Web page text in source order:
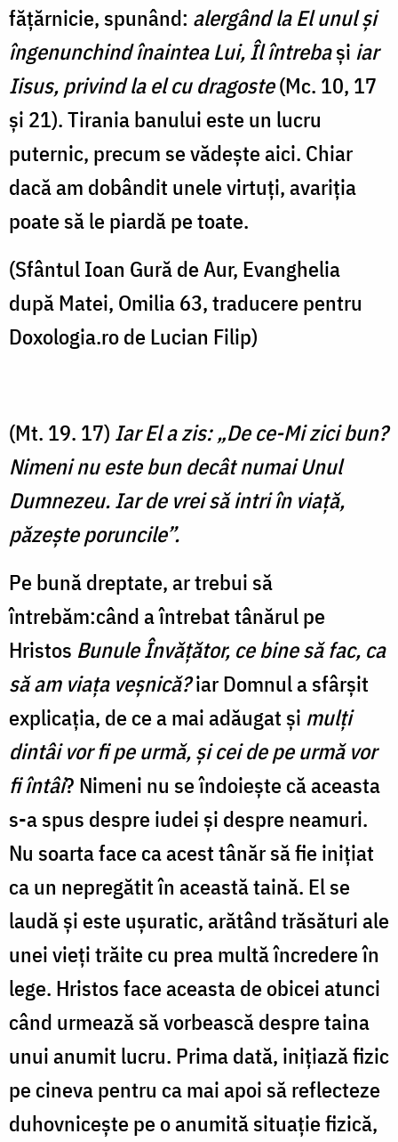
fățărnicie, spunând: alergând la El unul şi
îngenunchind înaintea Lui, Îl întrebași iar
Iisus, privind la el cu dragoste(Mc. 10, 17
și 21). Tirania banului este un lucru
puternic, precum se vădește aici. Chiar
dacă am dobândit unele virtuți, avariția
poate să le piardă pe toate.
(Sfântul Ioan Gură de Aur, Evanghelia
după Matei, Omilia 63, traducere pentru
Doxologia.ro de Lucian Filip)
(Mt. 19. 17) Iar El a zis: „De ce-Mi zici bun?
Nimeni nu este bun decât numai Unul
Dumnezeu. Iar de vrei să intri în viaţă,
păzeşte poruncile”.
Pe bună dreptate, ar trebui să
întrebăm:când a întrebat tânărul pe
Hristos Bunule Învăţător, ce bine să fac, ca
să am viaţa veşnică?iar Domnul a sfârșit
explicația, de ce a mai adăugat și mulţi
dintâi vor fi pe urmă, şi cei de pe urmă vor
fi întâi? Nimeni nu se îndoiește că aceasta
s-a spus despre iudei și despre neamuri.
Nu soarta face ca acest tânăr să fie inițiat
ca un nepregătit în această taină. El se
laudă și este ușuratic, arătând trăsături ale
unei vieți trăite cu prea multă încredere în
lege. Hristos face aceasta de obicei atunci
când urmează să vorbească despre taina
unui anumit lucru. Prima dată, inițiază fizic
pe cineva pentru ca mai apoi să reflecteze
duhovnicește pe o anumită situație fizică,